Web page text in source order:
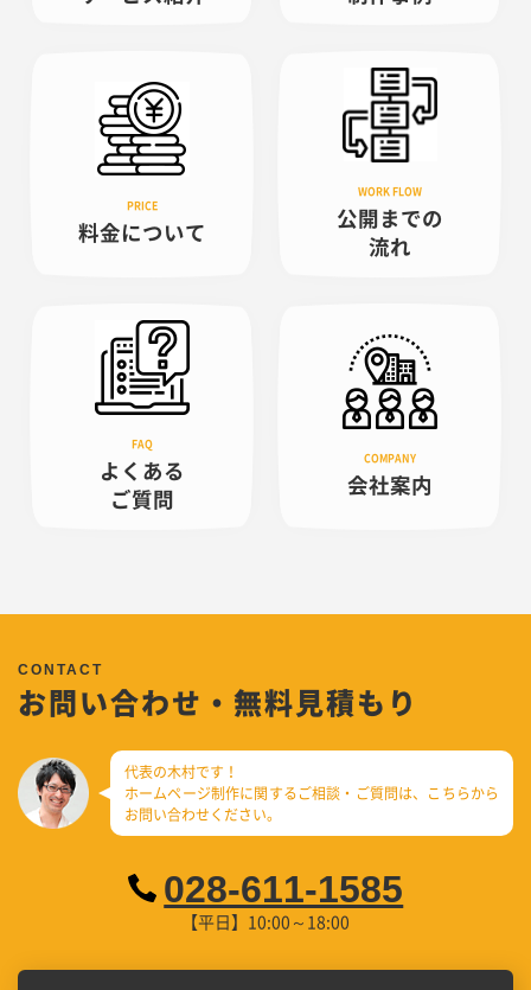
料金について
公開までの
流れ
よくある
ご質問
会社案内
お問い合わせ・無料見積もり
代表の木村です！
ホームページ制作に関するご相談・ご質問は、 こちらから
お問い合わせください。
028-611-1585
【平日】10:00～18:00